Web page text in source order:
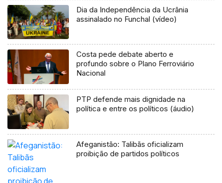
Dia da Independência da Ucrânia
assinalado no Funchal (vídeo)
Costa pede debate aberto e
profundo sobre o Plano Ferroviário
Nacional
PTP defende mais dignidade na
política e entre os políticos (áudio)
Afeganistão: Talibãs oficializam
proibição de partidos políticos